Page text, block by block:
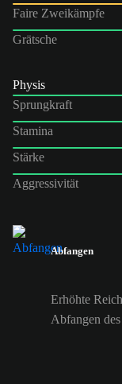
Faire Zweikämpfe
Grätsche
Physis
Sprungkraft
Stamina
Stärke
Aggressivität
Abfangen
Erhöhte
Abfangen